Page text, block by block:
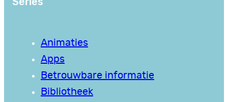
Animaties
Apps
Betrouwbare informatie
Bibliotheek